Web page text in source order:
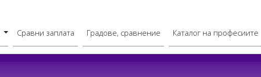
Сравни заплата Градове, сравнение Каталог на професиите